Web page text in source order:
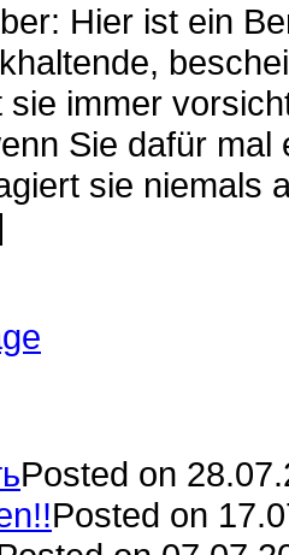
Hier ist ein
sie immer
Sie dafür
sie niemals
Posted on
Posted on